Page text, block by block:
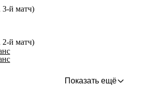
3-й матч)
2-й матч)
Показать ещё